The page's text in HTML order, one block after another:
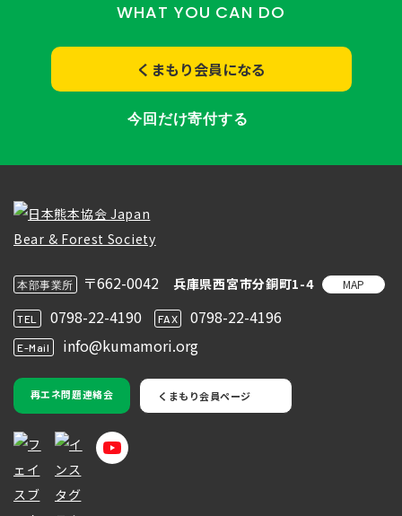
WHAT YOU CAN DO
くまもり会員になる
今回だけ寄付する
本部事業所 〒662-0042 兵庫県西宮市分銅町1-4 MAP
TEL 0798-22-4190 FAX 0798-22-4196
E-Mail info@kumamori.org
再エネ問題連絡会 くまもり会員ページ